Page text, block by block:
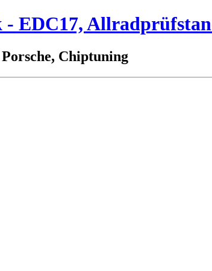
EDC17,
Chiptuning